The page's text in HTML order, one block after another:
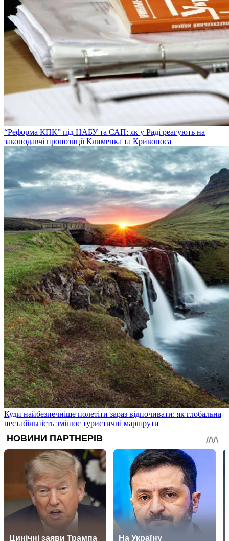
“Реформа КПК” під НАБУ та САП: як у Раді реагують на
законодавчі пропозиції Клименка та Кривоноса
Куди найбезпечніше полетіти зараз відпочивати: як глобальна
нестабільність змінює туристичні маршрути